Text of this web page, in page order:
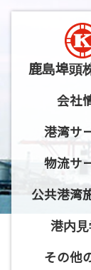
鹿島埠頭
会社
港湾サ
物流サ
公共港湾
港内
その他